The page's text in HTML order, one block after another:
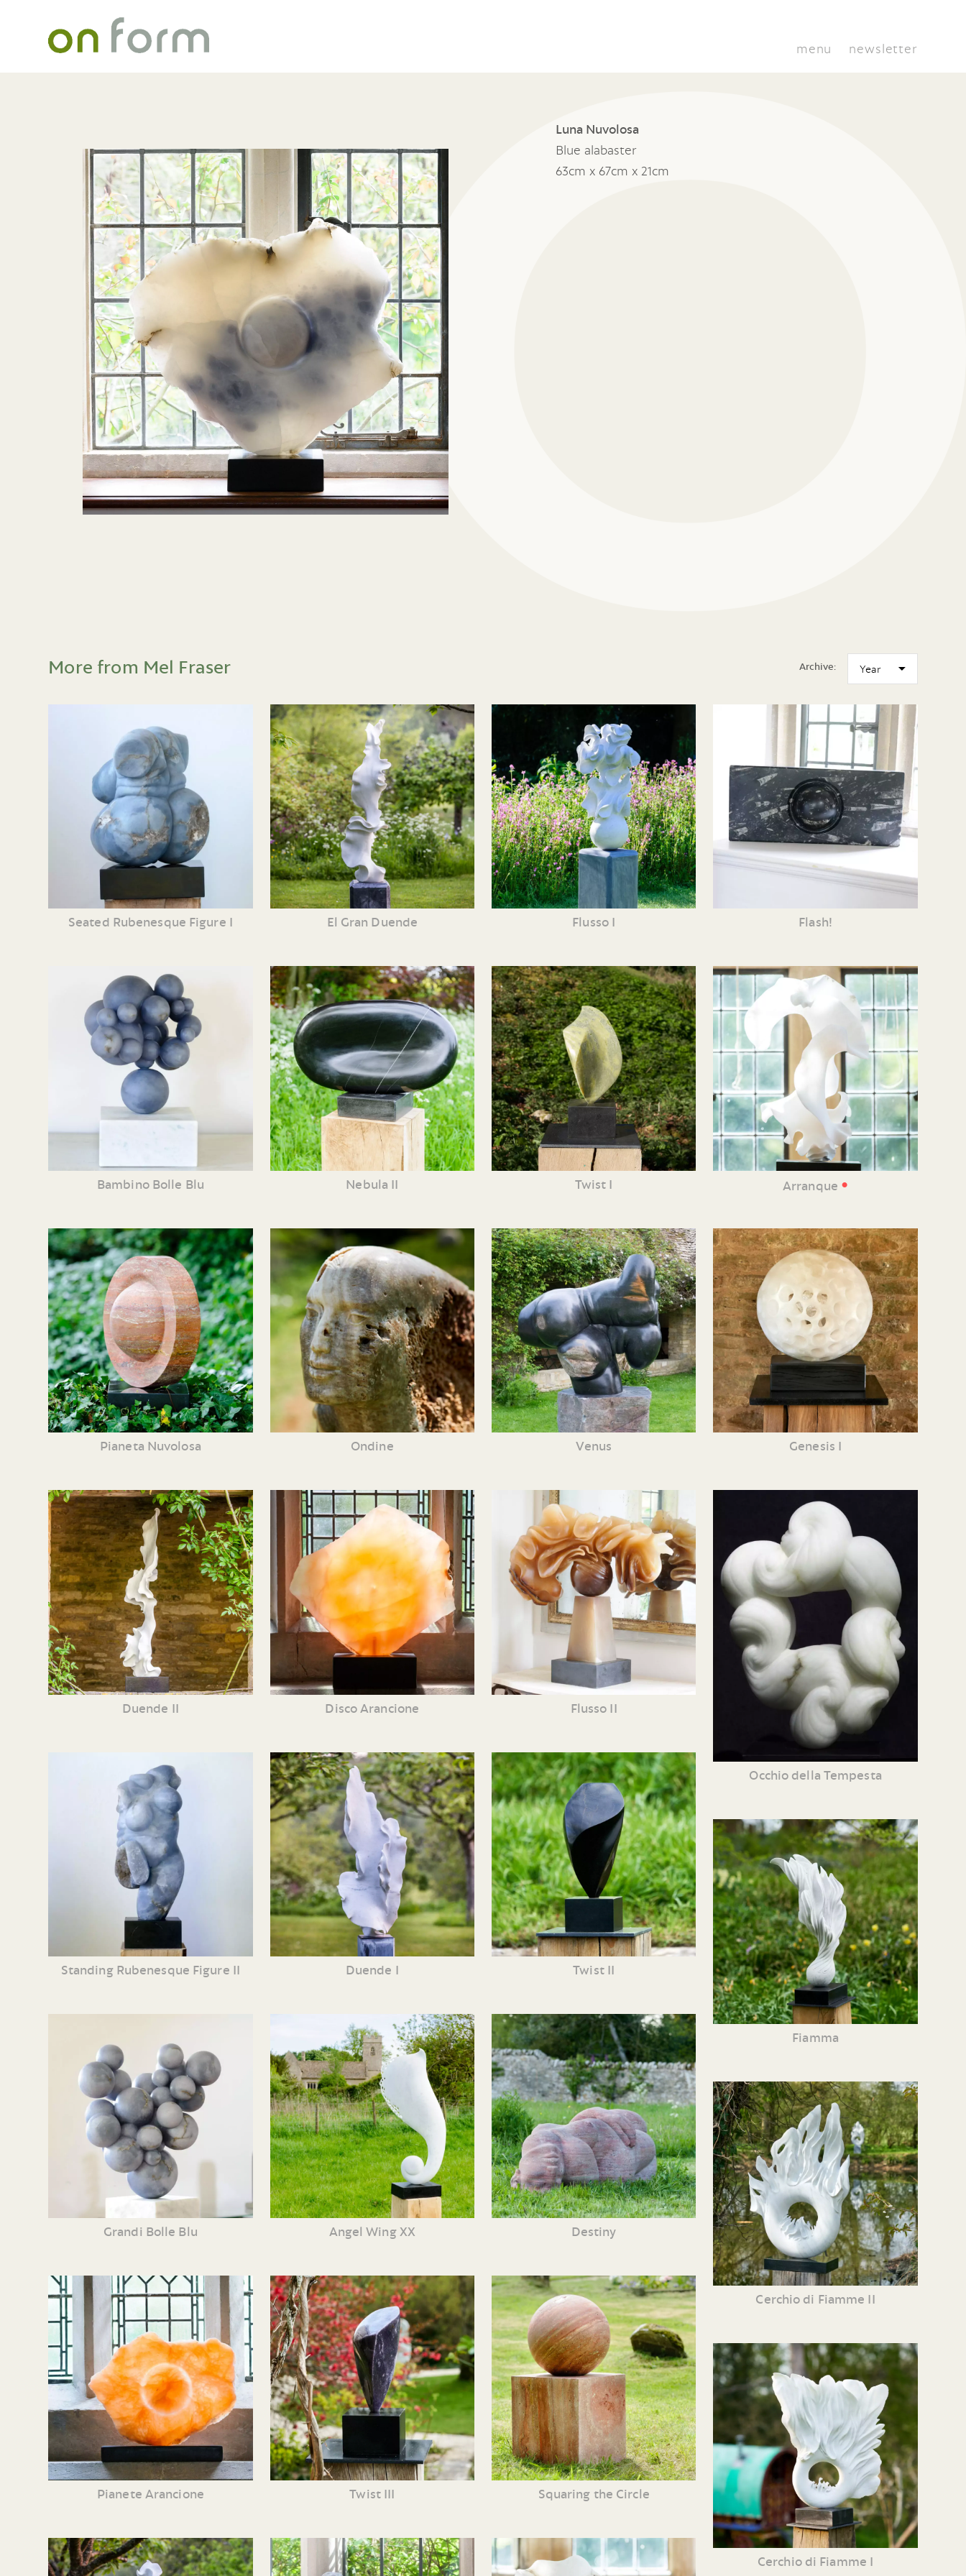
menu newsletter
Luna Nuvolosa
Blue alabaster
63cm x 67cm x 21cm
More from Mel Fraser Archive:
Seated Rubenesque Figure I
Bambino Bolle Blu
Pianeta Nuvolosa
Duende II
Standing Rubenesque Figure II
Grandi Bolle Blu
Pianete Arancione
El Gran Duende
Nebula II
Ondine
Disco Arancione
Duende I
Angel Wing XX
Twist III
Flusso I
Twist I
Venus
Flusso II
Twist II
Destiny
Squaring the Circle
Flash!
Arranque •
Genesis I
Occhio della Tempesta
Fiamma
Cerchio di Fiamme II
Cerchio di Fiamme I